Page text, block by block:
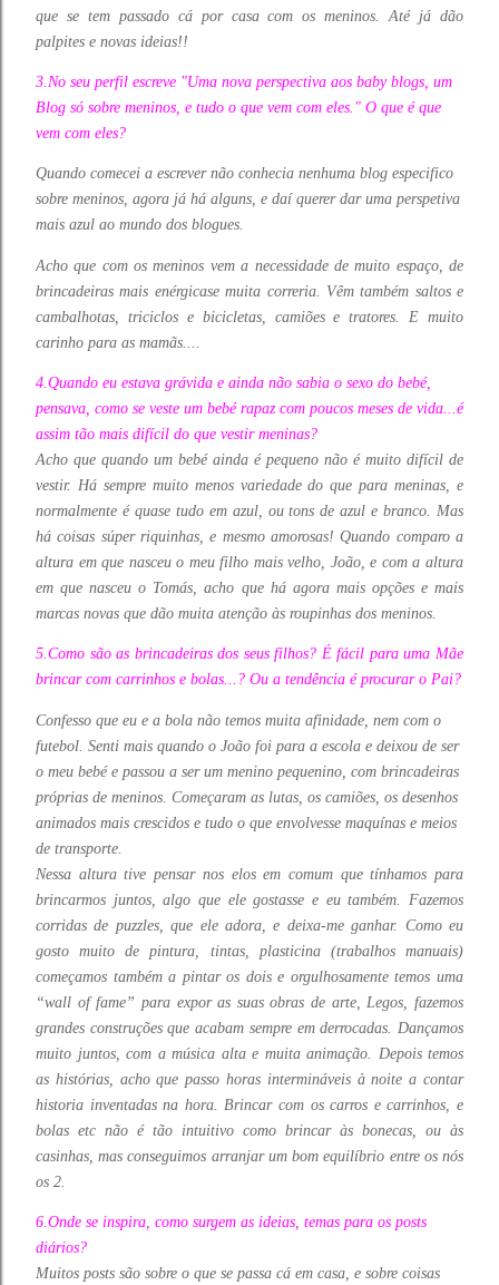
que se tem passado cá por casa com os meninos. Até já dão
palpites e novas ideias!!
3.No seu perfil escreve "Uma nova perspectiva aos baby blogs, um
Blog só sobre meninos, e tudo o que vem com eles." O que é que
vem com eles?
Quando comecei a escrever não conhecia nenhuma blog especifico
sobre meninos, agora já há alguns, e daí querer dar uma perspetiva
mais azul ao mundo dos blogues.
Acho que com os meninos vem a necessidade de muito espaço, de
brincadeiras mais enérgicase muita correria. Vêm também saltos e
cambalhotas, triciclos e bicicletas, camiões e tratores. E muito
carinho para as mamãs....
4.Quando eu estava grávida e ainda não sabia o sexo do bebé,
pensava, como se veste um bebé rapaz com poucos meses de vida...é
assim tão mais difícil do que vestir meninas?
Acho que quando um bebé ainda é pequeno não é muito difícil de
vestir. Há sempre muito menos variedade do que para meninas, e
normalmente é quase tudo em azul, ou tons de azul e branco. Mas
há coisas súper riquinhas, e mesmo amorosas! Quando comparo a
altura em que nasceu o meu filho mais velho, João, e com a altura
em que nasceu o Tomás, acho que há agora mais opções e mais
marcas novas que dão muita atenção às roupinhas dos meninos.
5.Como são as brincadeiras dos seus filhos? É fácil para uma Mãe
brincar com carrinhos e bolas...? Ou a tendência é procurar o Pai?
Confesso que eu e a bola não temos muita afinidade, nem com o
futebol. Senti mais quando o João foi para a escola e deixou de ser
o meu bebé e passou a ser um menino pequenino, com brincadeiras
próprias de meninos. Começaram as lutas, os camiões, os desenhos
animados mais crescidos e tudo o que envolvesse maquínas e meios
de transporte.
Nessa altura tive pensar nos elos em comum que tínhamos para
brincarmos juntos, algo que ele gostasse e eu também. Fazemos
corridas de puzzles, que ele adora, e deixa-me ganhar. Como eu
gosto muito de pintura, tintas, plasticina (trabalhos manuais)
começamos também a pintar os dois e orgulhosamente temos uma
“wall of fame” para expor as suas obras de arte, Legos, fazemos
grandes construções que acabam sempre em derrocadas. Dançamos
muito juntos, com a música alta e muita animação. Depois temos
as histórias, acho que passo horas intermináveis à noite a contar
historia inventadas na hora. Brincar com os carros e carrinhos, e
bolas etc não é tão intuitivo como brincar às bonecas, ou às
casinhas, mas conseguimos arranjar um bom equilíbrio entre os nós
os 2.
6.Onde se inspira, como surgem as ideias, temas para os posts
diários?
Muitos posts são sobre o que se passa cá em casa, e sobre coisas